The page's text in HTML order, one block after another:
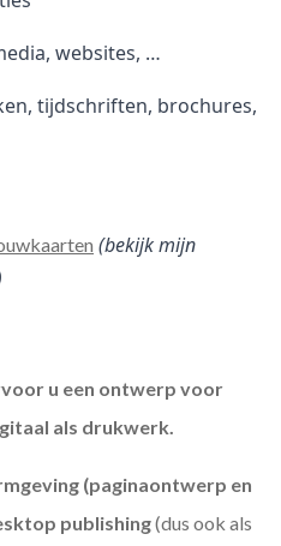
websites, …
tijdschriften, brochures,
(bekijk mijn
u een ontwerp voor
als drukwerk.
(paginaontwerp en
publishing(dus ook als